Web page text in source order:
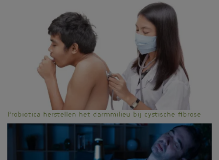
Probiotica herstellen het darmmilieu bij cystische fibrose